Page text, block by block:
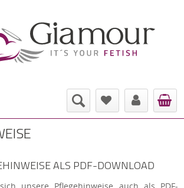
ALS PDF-DOWNLOAD